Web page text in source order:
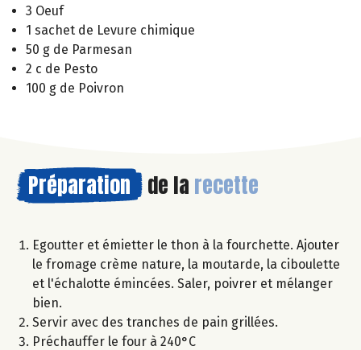
3 Oeuf
1 sachet de Levure chimique
50 g de Parmesan
2 c de Pesto
100 g de Poivron
Préparation de la recette
Egoutter et émietter le thon à la fourchette. Ajouter
le fromage crème nature, la moutarde, la ciboulette
et l'échalotte émincées. Saler, poivrer et mélanger
bien.
Servir avec des tranches de pain grillées.
Préchauffer le four à 240°C